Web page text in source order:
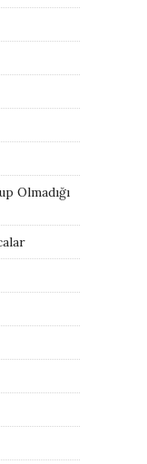
Olmadığı